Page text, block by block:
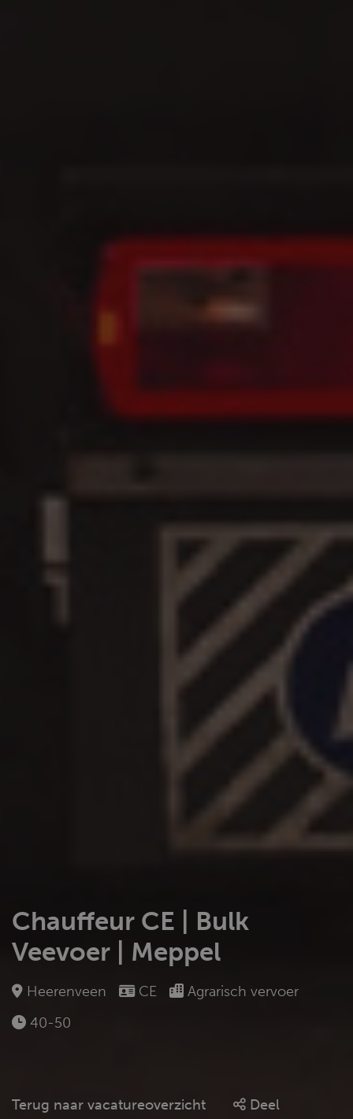
Chauffeur CE | Bulk
Veevoer | Meppel
Heerenveen CE
Agrarisch vervoer
40-50
Terug naar vacatureoverzicht Deel